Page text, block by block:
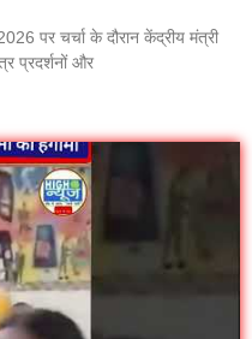
पर चर्चा के दौरान केंद्रीय मंत्री
प्रदर्शनों और